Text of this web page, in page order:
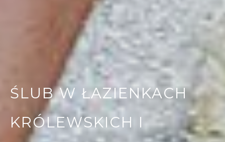
ŚLUB W ŁAZIENKACH
KRÓLEWSKICH I